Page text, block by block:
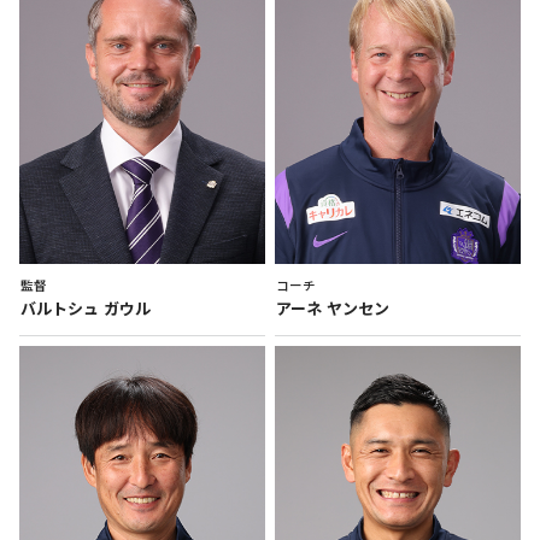
監督
バルトシュ ガウル
コーチ
アーネ ヤンセン